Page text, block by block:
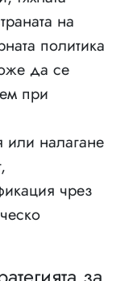
на
политика
да се
при
налагане
чрез